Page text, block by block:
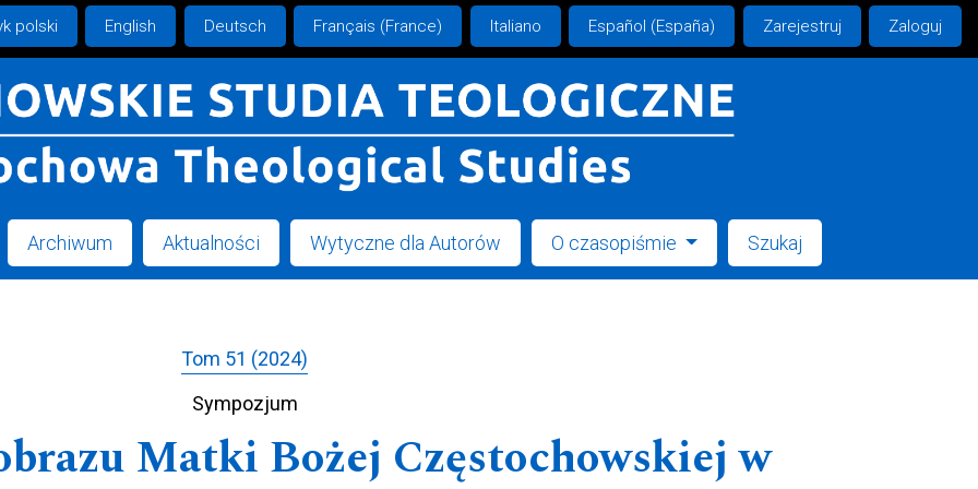
polski English Deutsch Français (France) Italiano Español (España) Zarejestruj Zaloguj
Archiwum Aktualności Wytyczne dla Autorów O czasopiśmie Szukaj
Tom 51 (2024)
Sympozjum
Matki Bożej Częstochowskiej w